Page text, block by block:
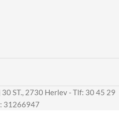
ST., 2730 Herlev - Tlf: 30 45 29
31266947